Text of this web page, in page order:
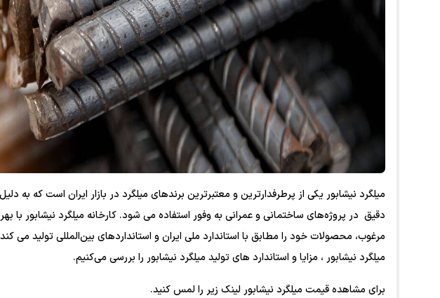
میلگرد نیشابور یکی از پرطرفدارترین و معتبرترین برندهای میلگرد در بازار ایران است که به
دقیق در پروژه‌های ساختمانی و عمرانی به وفور استفاده می ‌شود. کارخانه میلگرد نیشابور با
مرغوب، محصولات خود را مطابق با استاندارد ملی ایران و استانداردهای بین‌المللی تولید
میلگرد نیشابور ، مزایا و استاندارد های تولید میلگرد نیشابور را بررسی می‌کنیم.
برای مشاهده قیمت میلگرد نیشابور لینک زیر را لمس کنید.